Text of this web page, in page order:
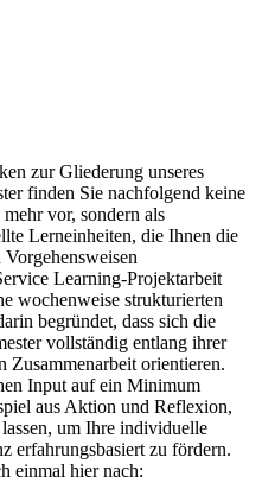
zur Gliederung unseres
finden Sie nachfolgend keine
vor, sondern als
Lerneinheiten, die Ihnen die
Learning-Projektarbeit
wochenweise strukturierten
begründet, dass sich die
vollständig entlang ihrer
Zusammenarbeit orientieren.
Input auf ein Minimum
aus Aktion und Reflexion,
um Ihre individuelle
erfahrungsbasiert zu fördern.
einmal hier nach: